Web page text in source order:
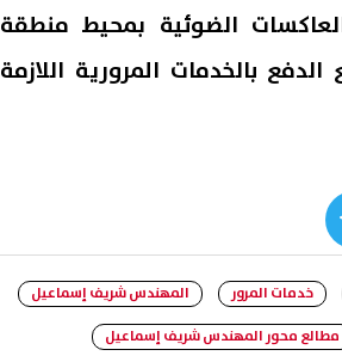
الضوئية بمحيط منطقة
بالخدمات المرورية اللازمة
خدمات المرور
المهندس شريف إسماعيل
مطالع محور المهندس شريف إسماعيل